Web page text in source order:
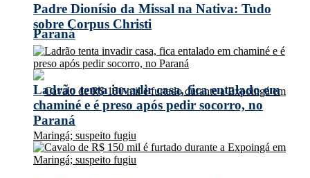
Paraná
Padre Dionísio da Missal na Nativa: Tudo
sobre Corpus Christi
Ladrão tenta invadir casa, fica entalado em
chaminé e é preso após pedir socorro, no
Paraná